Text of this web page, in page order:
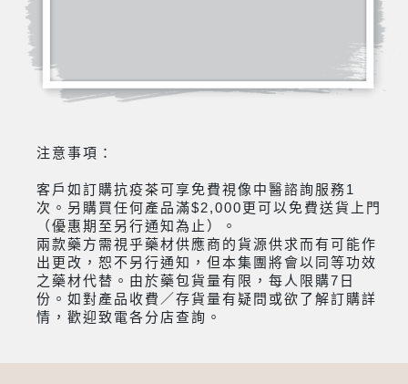
注意事項：
客戶如訂購抗疫茶可享免費視像中醫諮詢服務1
次。另購買任何產品滿$2,000更可以免費送貨上門
（優惠期至另行通知為止）。
兩款藥方需視乎藥材供應商的貨源供求而有可能作
出更改，恕不另行通知，但本集團將會以同等功效
之藥材代替。由於藥包貨量有限，每人限購7日
份。如對產品收費／存貨量有疑問或欲了解訂購詳
情，歡迎致電各分店查詢。